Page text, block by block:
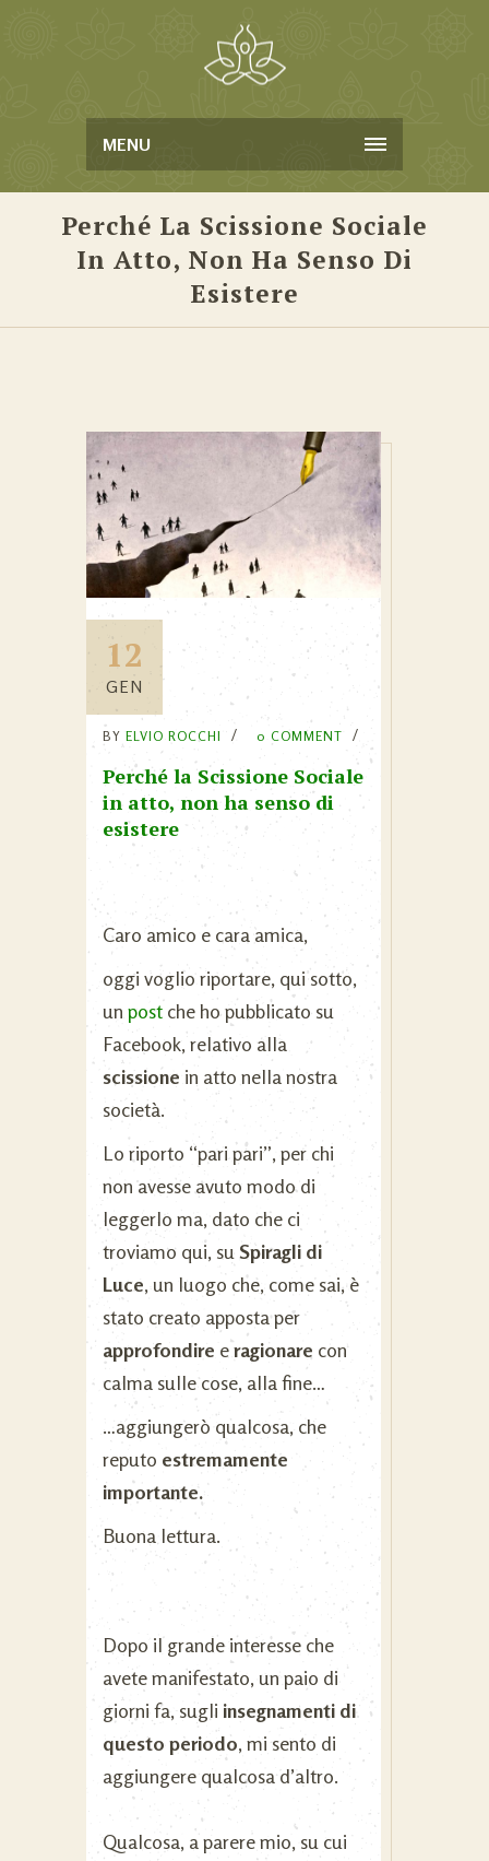
MENU
Perché La Scissione Sociale
In Atto, Non Ha Senso Di
Esistere
12
GEN
BY ELVIO ROCCHI 0 COMMENT
Perché la Scissione Sociale
in atto, non ha senso di
esistere
Caro amico e cara amica,
oggi voglio riportare, qui sotto,
un post che ho pubblicato su
Facebook, relativo alla
scissione in atto nella nostra
società.
Lo riporto “pari pari”, per chi
non avesse avuto modo di
leggerlo ma, dato che ci
troviamo qui, suSpiragli di
Luce, un luogo che, come sai, è
stato creato apposta per
approfondire eragionare con
calma sulle cose, alla fine…
…aggiungerò qualcosa, che
reputo estremamente
importante.
Buona lettura.
Dopo il grande interesse che
avete manifestato, un paio di
giorni fa, sugli insegnamenti di
questo periodo, mi sento di
aggiungere qualcosa d’altro.
Qualcosa, a parere mio, su cui